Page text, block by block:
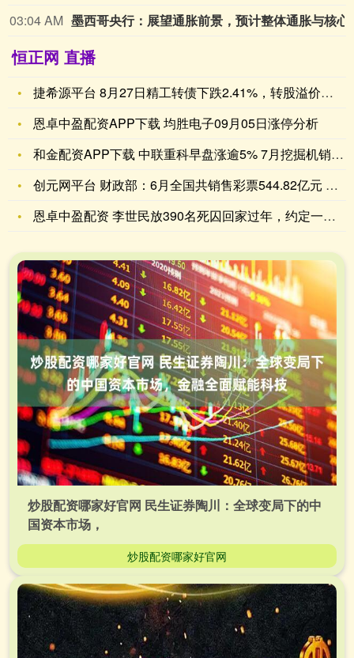
03:04 AM
恒正网 直播
捷希源平台 8月27日精工转债下跌2.41%，转股溢价率59
恩卓中盈配资APP下载 均胜电子09月05日涨停分析
和金配资APP下载 中联重科早盘涨逾5% 7月挖掘机销量同比
创元网平台 财政部：6月全国共销售彩票544.82亿元 同比
恩卓中盈配资 李世民放390名死囚回家过年，约定一年后问斩，
炒股配资哪家好官网 民生证券陶川：全球变局下的中
国资本市场，
炒股配资哪家好官网